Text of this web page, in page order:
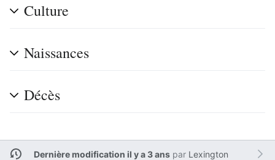
Culture
Naissances
Décès
Dernière modification il y a 3 anspar Lexington